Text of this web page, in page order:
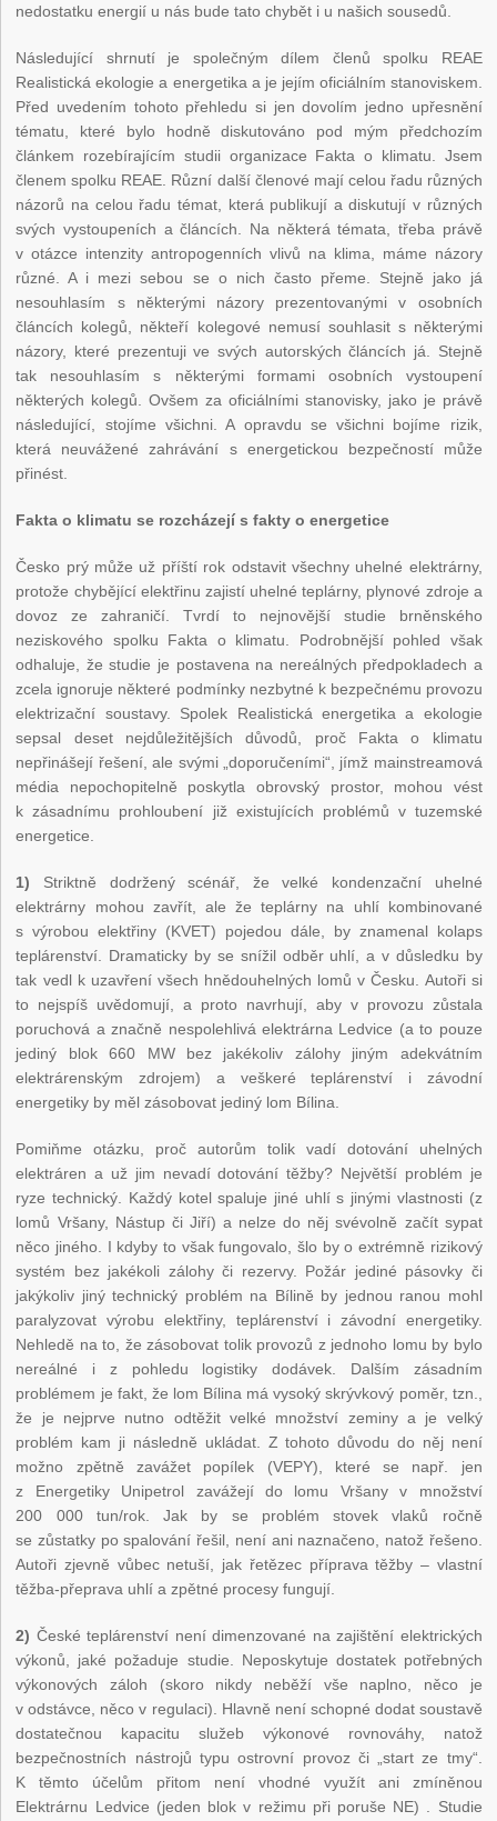
nedostatku energií u nás bude tato chybět i u našich sousedů.
Následující shrnutí je společným dílem členů spolku REAE
Realistická ekologie a energetika a je jejím oficiálním stanoviskem.
Před uvedením tohoto přehledu si jen dovolím jedno upřesnění
tématu, které bylo hodně diskutováno pod mým předchozím
článkem rozebírajícím studii organizace Fakta o klimatu. Jsem
členem spolku REAE. Různí další členové mají celou řadu různých
názorů na celou řadu témat, která publikují a diskutují v různých
svých vystoupeních a článcích. Na některá témata, třeba právě
v otázce intenzity antropogenních vlivů na klima, máme názory
různé. A i mezi sebou se o nich často přeme. Stejně jako já
nesouhlasím s některými názory prezentovanými v osobních
článcích kolegů, někteří kolegové nemusí souhlasit s některými
názory, které prezentuji ve svých autorských článcích já. Stejně
tak nesouhlasím s některými formami osobních vystoupení
některých kolegů. Ovšem za oficiálními stanovisky, jako je právě
následující, stojíme všichni. A opravdu se všichni bojíme rizik,
která neuvážené zahrávání s energetickou bezpečností může
přinést.
Fakta o klimatu se rozcházejí s fakty o energetice
Česko prý může už příští rok odstavit všechny uhelné elektrárny,
protože chybějící elektřinu zajistí uhelné teplárny, plynové zdroje a
dovoz ze zahraničí. Tvrdí to nejnovější studie brněnského
neziskového spolku Fakta o klimatu. Podrobnější pohled však
odhaluje, že studie je postavena na nereálných předpokladech a
zcela ignoruje některé podmínky nezbytné k bezpečnému provozu
elektrizační soustavy. Spolek Realistická energetika a ekologie
sepsal deset nejdůležitějších důvodů, proč Fakta o klimatu
nepřinášejí řešení, ale svými „doporučeními“, jímž mainstreamová
média nepochopitelně poskytla obrovský prostor, mohou vést
k zásadnímu prohloubení již existujících problémů v tuzemské
energetice.
1) Striktně dodržený scénář, že velké kondenzační uhelné
elektrárny mohou zavřít, ale že teplárny na uhlí kombinované
s výrobou elektřiny (KVET) pojedou dále, by znamenal kolaps
teplárenství. Dramaticky by se snížil odběr uhlí, a v důsledku by
tak vedl k uzavření všech hnědouhelných lomů v Česku. Autoři si
to nejspíš uvědomují, a proto navrhují, aby v provozu zůstala
poruchová a značně nespolehlivá elektrárna Ledvice (a to pouze
jediný blok 660 MW bez jakékoliv zálohy jiným adekvátním
elektrárenským zdrojem) a veškeré teplárenství i závodní
energetiky by měl zásobovat jediný lom Bílina.
Pomiňme otázku, proč autorům tolik vadí dotování uhelných
elektráren a už jim nevadí dotování těžby? Největší problém je
ryze technický. Každý kotel spaluje jiné uhlí s jinými vlastnosti (z
lomů Vršany, Nástup či Jiří) a nelze do něj svévolně začít sypat
něco jiného. I kdyby to však fungovalo, šlo by o extrémně rizikový
systém bez jakékoli zálohy či rezervy. Požár jediné pásovky či
jakýkoliv jiný technický problém na Bílině by jednou ranou mohl
paralyzovat výrobu elektřiny, teplárenství i závodní energetiky.
Nehledě na to, že zásobovat tolik provozů z jednoho lomu by bylo
nereálné i z pohledu logistiky dodávek. Dalším zásadním
problémem je fakt, že lom Bílina má vysoký skrývkový poměr, tzn.,
že je nejprve nutno odtěžit velké množství zeminy a je velký
problém kam ji následně ukládat. Z tohoto důvodu do něj není
možno zpětně zavážet popílek (VEPY), které se např. jen
z Energetiky Unipetrol zavážejí do lomu Vršany v množství
200 000 tun/rok. Jak by se problém stovek vlaků ročně
se zůstatky po spalování řešil, není ani naznačeno, natož řešeno.
Autoři zjevně vůbec netuší, jak řetězec příprava těžby – vlastní
těžba-přeprava uhlí a zpětné procesy fungují.
2) České teplárenství není dimenzované na zajištění elektrických
výkonů, jaké požaduje studie. Neposkytuje dostatek potřebných
výkonových záloh (skoro nikdy neběží vše naplno, něco je
v odstávce, něco v regulaci). Hlavně není schopné dodat soustavě
dostatečnou kapacitu služeb výkonové rovnováhy, natož
bezpečnostních nástrojů typu ostrovní provoz či „start ze tmy“.
K těmto účelům přitom není vhodné využít ani zmíněnou
Elektrárnu Ledvice (jeden blok v režimu při poruše NE) . Studie